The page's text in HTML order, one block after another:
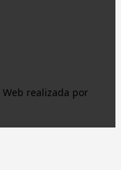
realizada por